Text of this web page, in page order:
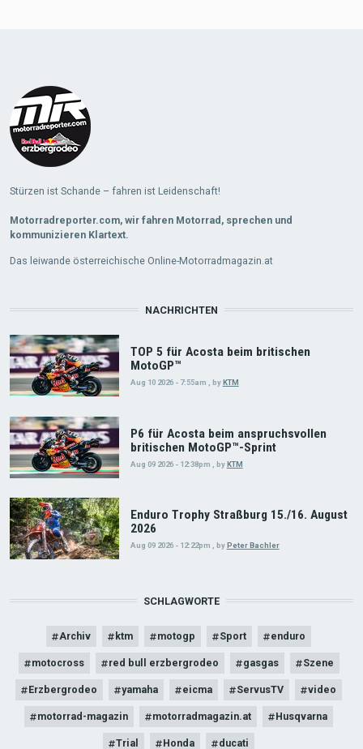
Stürzen ist Schande – fahren ist Leidenschaft!
Motorradreporter.com, wir fahren Motorrad, sprechen und
kommunizieren Klartext.
Das leiwande österreichische Online-Motorradmagazin.at
NACHRICHTEN
TOP 5 für Acosta beim britischen
MotoGP™
Aug 10 2026 - 7:55am byKTM
P6 für Acosta beim anspruchsvollen
britischen MotoGP™-Sprint
Aug 09 2026 - 12:38pm byKTM
Enduro Trophy Straßburg 15./16. August
2026
Aug 09 2026 - 12:22pm , byPeter Bachler
SCHLAGWORTE
Archiv ktm motogp Sport enduro
motocross red bull erzbergrodeo gasgas Szene
Erzbergrodeo yamaha eicma ServusTV video
motorrad-magazin motorradmagazin.at Husqvarna
Trial Honda ducati